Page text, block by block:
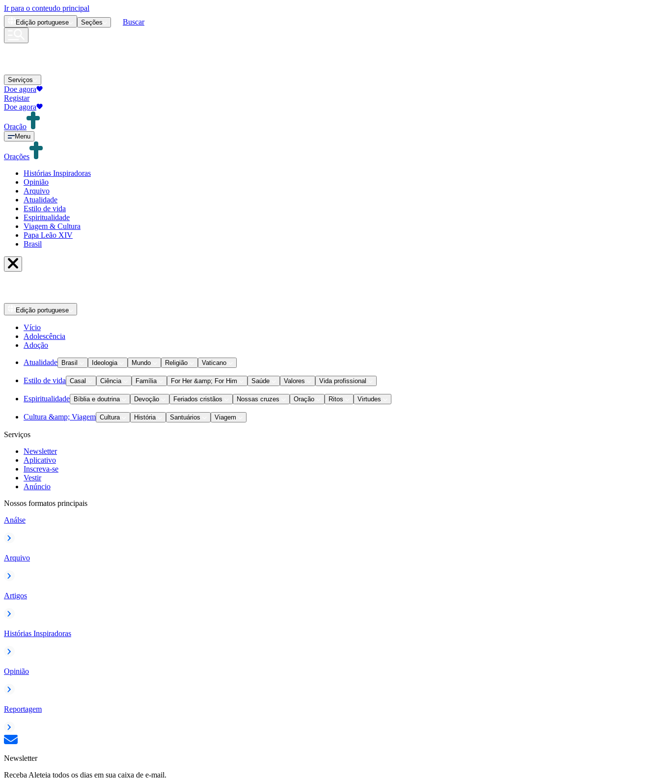
Ir para o conteudo principal
Edição portuguese Seções Buscar
Serviços
Doe agora
Registar
Doe agora
Oração
Menu
Orações
Histórias Inspiradoras
Opinião
Arquivo
Atualidade
Estilo de vida
Espiritualidade
Viagem & Cultura
Papa Leão XIV
Brasil
Edição portuguese
Vício
Adolescência
Adoção
Atualidade Brasil Ideologia Mundo Religião Vaticano
Estilo de vida Casal Ciência Família For Her &amp; For Him Saúde Valores Vida profissional
Espiritualidade Bíblia e doutrina Devoção Feriados cristãos Nossas cruzes Oração Ritos Virtudes
Cultura &amp; Viagem Cultura História Santuários Viagem
Serviços
Newsletter
Aplicativo
Inscreva-se
Vestir
Anúncio
Nossos formatos principais
Análse
Arquivo
Artigos
Histórias Inspiradoras
Opinião
Reportagem
Newsletter
Receba Aleteia todos os dias em sua caixa de e-mail.